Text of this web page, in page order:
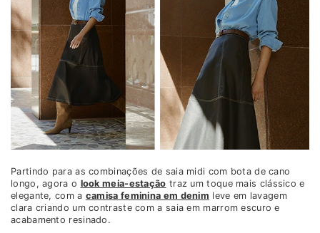
Partindo para as combinações de saia midi com bota de cano
longo, agora o look meia-estação traz um toque mais clássico e
elegante, com a camisa feminina em denim leve em lavagem
clara criando um contraste com a saia em marrom escuro e
acabamento resinado.